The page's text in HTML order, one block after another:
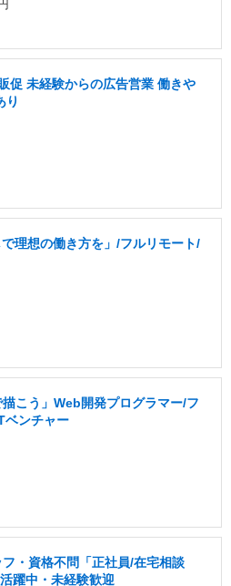
促 未経験からの広告営業 働きや
り
理想の働き方を」/フルリモート/
描こう」Web開発プログラマー/フ
ベンチャー
・資格不問「正社員/在宅相談
躍中・未経験歓迎